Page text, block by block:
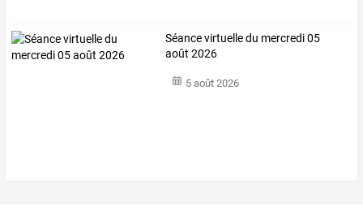
Séance virtuelle du mercredi 05
août 2026
5 août 2026